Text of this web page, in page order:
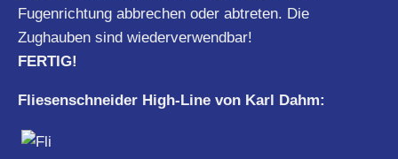
Fugenrichtung abbrechen oder abtreten. Die
Zughauben sind wiederverwendbar!
FERTIG!
Fliesenschneider High-Line von Karl Dahm: